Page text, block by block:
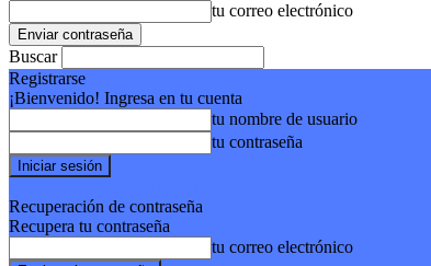
tu correo electrónico
Buscar
Registrarse
¡Bienvenido! Ingresa en tu cuenta
tu nombre de usuario
tu contraseña
Recuperación de contraseña
Recupera tu contraseña
tu correo electrónico